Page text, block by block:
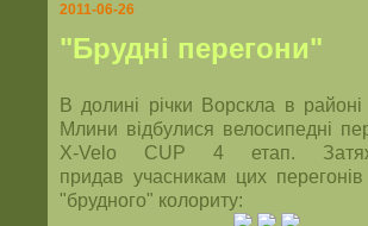
2011-06-26
"Брудні перегони"
В долині річки Ворскла в
Млини відбулися велосипедні
X-Velo CUP 4 етап.
придав учасникам цих перегонів
"брудного" колориту: